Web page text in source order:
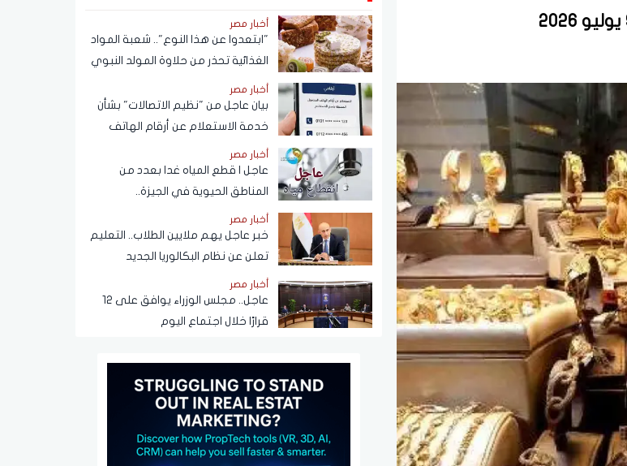
أخبار مصر
"ابتعدوا عن هذا النوع".. شعبة المواد
الغذائية تحذر من حلاوة المولد النبوي
أخبار مصر
بيان عاجل من "نظيم الاتصالات" بشأن
خدمة الاستعلام عن أرقام الهاتف
المحمول المسجلة باسم المستخدم
عبر تطبيق My NTRA
أخبار مصر
عاجل | قطع المياه غدا بعدد من
المناطق الحيوية في الجيزة..
ومناشدات للمواطنين بتدبير
احتياجاتهم
أخبار مصر
خبر عاجل يهم ملايين الطلاب.. التعليم
تعلن عن نظام البكالوريا الجديد
أخبار مصر
عاجل.. مجلس الوزراء يوافق على 12
قرارًا خلال اجتماع اليوم